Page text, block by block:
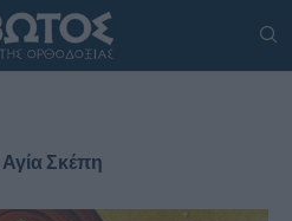
Αγία Σκέπη